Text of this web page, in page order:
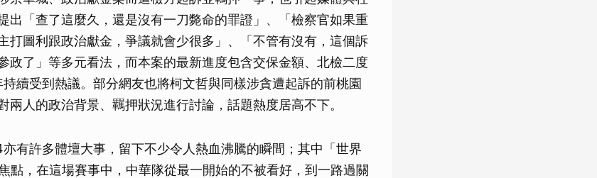
出「查了這麼久，還是沒有一刀斃命的罪證」、「檢察官如果重
打圖利跟政治獻金，爭議就會少很多」、「不管有沒有，這個訴
政了」等多元看法，而本案的最新進度包含交保金額、北檢二度
續受到熱議。部分網友也將柯文哲與同樣涉貪遭起訴的前桃園
兩人的政治背景、羈押狀況進行討論，話題熱度居高不下。
有許多體壇大事，留下不少令人熱血沸騰的瞬間；其中「世界
點，在這場賽事中，中華隊從最一開始的不被看好，到一路過關